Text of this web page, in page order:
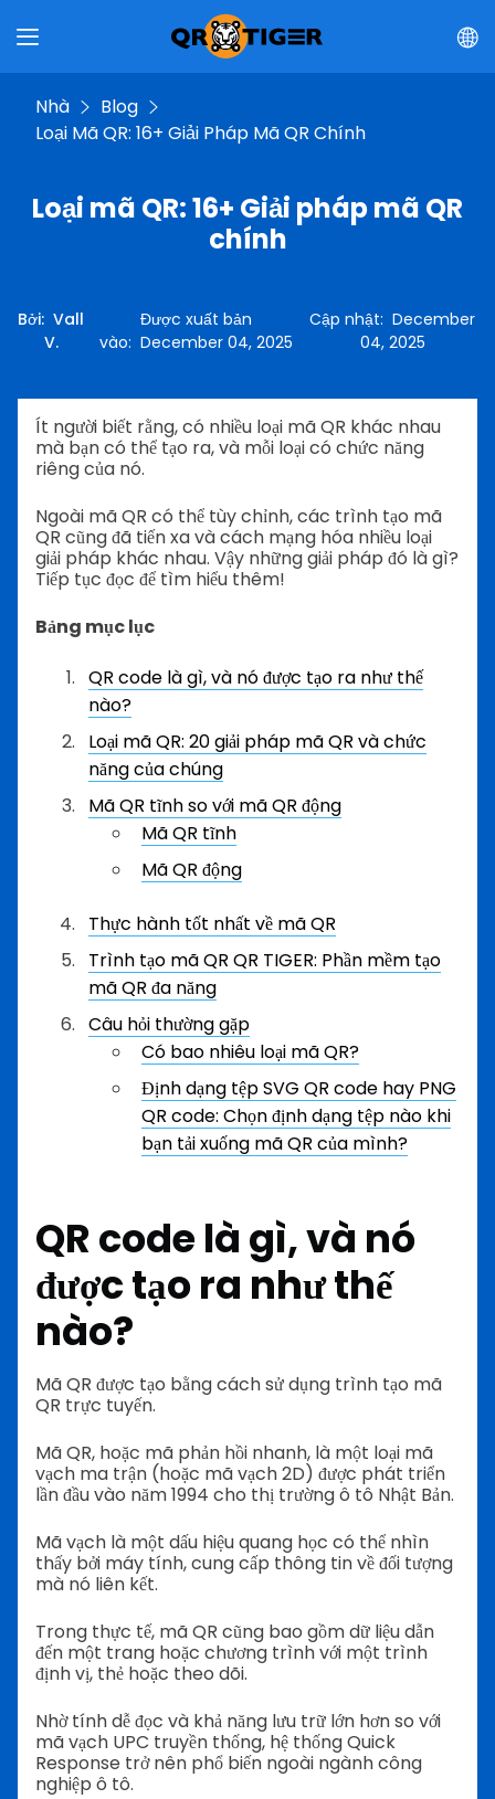
Nhà
Blog
Loại Mã QR: 16+ Giải Pháp Mã QR Chính
Loại mã QR: 16+ Giải pháp mã QR
chính
Bởi: Vall
V.
Được xuất bản
vào: December 04, 2025
Cập nhật:December
04, 2025
Ít người biết rằng, có nhiều loại mã QR khác nhau
mà bạn có thể tạo ra, và mỗi loại có chức năng
riêng của nó.
Ngoài mã QR có thể tùy chỉnh, các trình tạo mã
QR cũng đã tiến xa và cách mạng hóa nhiều loại
giải pháp khác nhau. Vậy những giải pháp đó là gì?
Tiếp tục đọc để tìm hiểu thêm!
Bảng mục lục
QR code là gì, và nó được tạo ra như thế
nào?
Loại mã QR: 20 giải pháp mã QR và chức
năng của chúng
Mã QR tĩnh so với mã QR động
Mã QR tĩnh
Mã QR động
Thực hành tốt nhất về mã QR
Trình tạo mã QR QR TIGER: Phần mềm tạo
mã QR đa năng
Câu hỏi thường gặp
Có bao nhiêu loại mã QR?
Định dạng tệp SVG QR code hay PNG
QR code: Chọn định dạng tệp nào khi
bạn tải xuống mã QR của mình?
QR code là gì, và nó
được tạo ra như thế
nào?
Mã QR được tạo bằng cách sử dụng trình tạo mã
QR trực tuyến.
Mã QR, hoặc mã phản hồi nhanh, là một loại mã
vạch ma trận (hoặc mã vạch 2D) được phát triển
lần đầu vào năm 1994 cho thị trường ô tô Nhật Bản.
Mã vạch là một dấu hiệu quang học có thể nhìn
thấy bởi máy tính, cung cấp thông tin về đối tượng
mà nó liên kết.
Trong thực tế, mã QR cũng bao gồm dữ liệu dẫn
đến một trang hoặc chương trình với một trình
định vị, thẻ hoặc theo dõi.
Nhờ tính dễ đọc và khả năng lưu trữ lớn hơn so với
mã vạch UPC truyền thống, hệ thống Quick
Response trở nên phổ biến ngoài ngành công
nghiệp ô tô.